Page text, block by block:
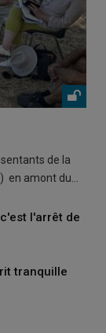
de la
en amont du…
l'arrêt de
tranquille